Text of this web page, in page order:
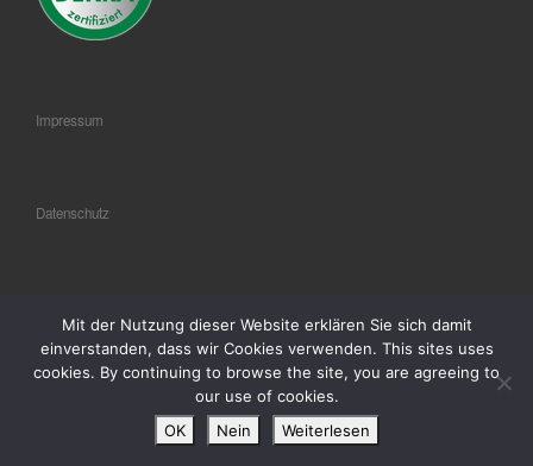
Impressum
Datenschutz
® FLAG Germany GmbH – Alle Rechte vorbehalten
Mit der Nutzung dieser Website erklären Sie sich damit
einverstanden, dass wir Cookies verwenden. This sites uses
cookies. By continuing to browse the site, you are agreeing to
our use of cookies.
OK
Nein Weiterlesen